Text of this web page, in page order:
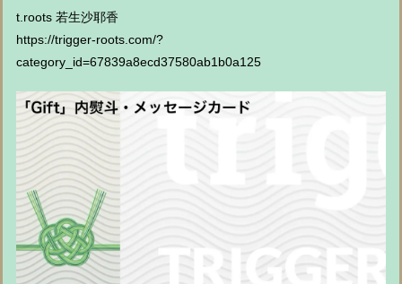
t.roots 若生沙耶香
https://trigger-roots.com/?
category_id=67839a8ecd37580ab1b0a125